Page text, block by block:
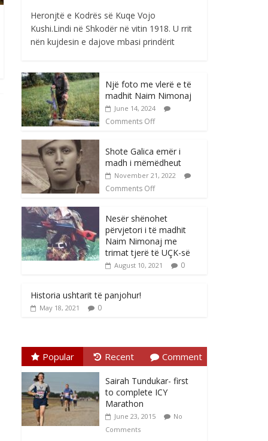
Heronjtë e Kodrës së Kuqe Vojo
Kushi.Lindi në Shkodër në vitin 1918. U rrit
nën kujdesin e dajove mbasi prindërit
Një foto me vlerë e të
madhit Naim Nimonaj
June 14, 2024
Comments Off
Shote Galica emër i
madh i mëmëdheut
November 21, 2022
Comments Off
Nesër shënohet
përvjetori i të madhit
Naim Nimonaj me
trimat tjerë të UÇK-së
August 10, 2021 0
Historia ushtarit të panjohur!
May 18, 2021 0
Popular Recent Comment
Sairah Tundukar- first
to complete ICY
Marathon
June 23, 2015
No
Comments